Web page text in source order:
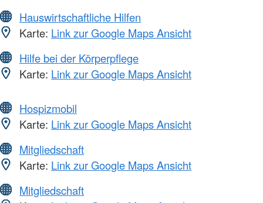
Hauswirtschaftliche Hilfen
Karte: Link zur Google Maps Ansicht
Hilfe bei der Körperpflege
Karte: Link zur Google Maps Ansicht
Hospizmobil
Karte: Link zur Google Maps Ansicht
Mitgliedschaft
Karte: Link zur Google Maps Ansicht
Mitgliedschaft